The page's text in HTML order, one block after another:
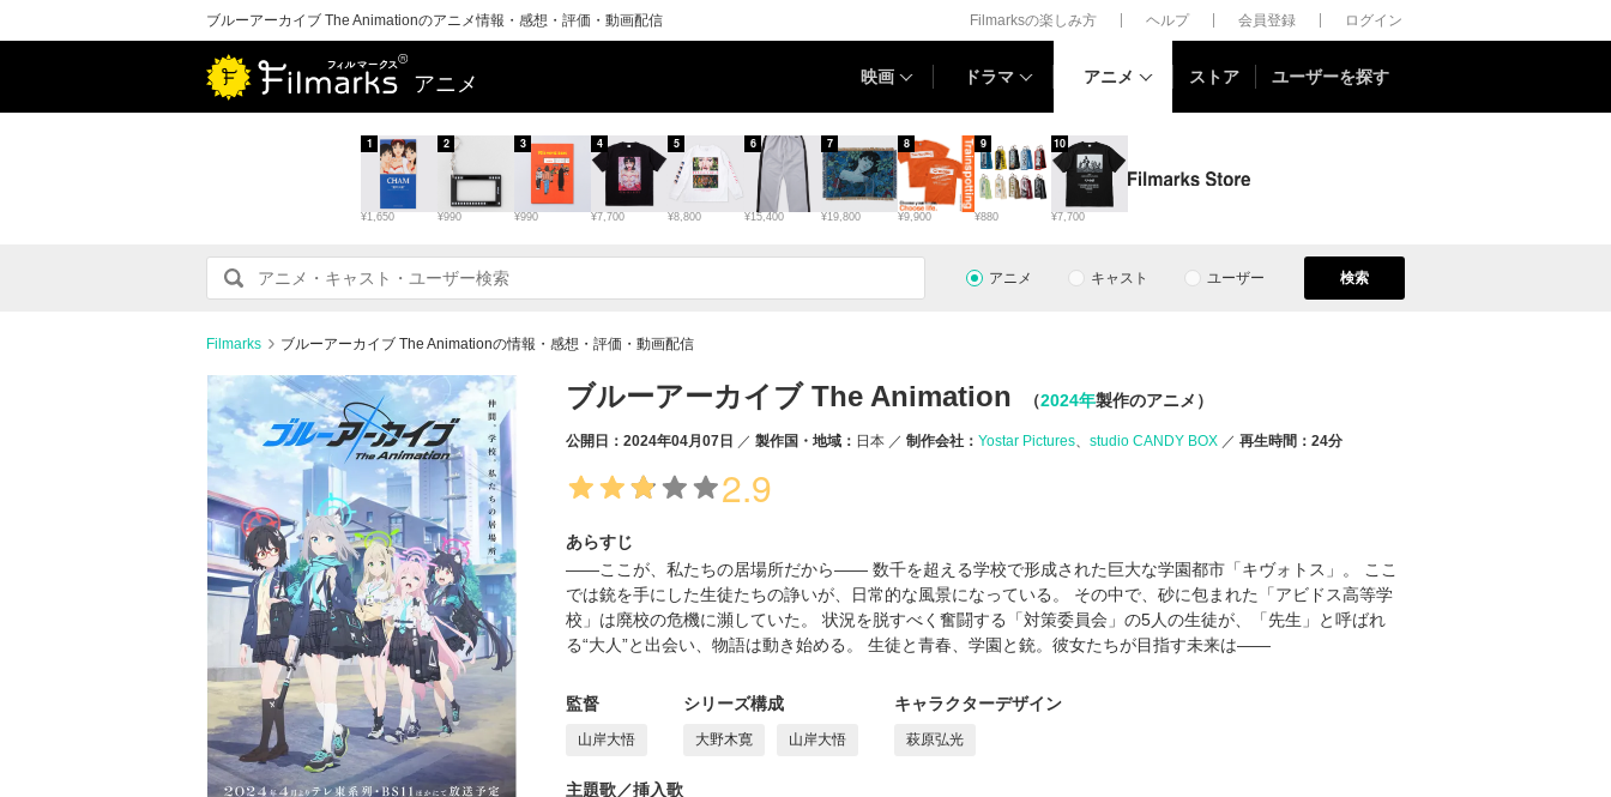
ブルーアーカイブ The Animationのアニメ情報・感想・評価・動画配信 Filmarksの楽しみ方 ヘルプ 会員登録 ログイン
アニメ 映画 ドラマ アニメ ストア ユーザーを探す
¥1,650
1
¥990
2
¥990
3
¥7,700
4
¥8,800
5
¥15,400
6
¥19,800
7
¥9,900
8
¥880
9
¥7,700
10
アニメ キャスト ユーザー 検索
Filmarks ブルーアーカイブ The Animationの情報・感想・評価・動画配信
ブルーアーカイブ The Animation （2024年製作のアニメ）
公開日：2024年04月07日 製作国・地域： 日本 制作会社： Yostar Pictures studio CANDY BOX 再生時間：24分
2.9
あらすじ
――ここが、私たちの居場所だから―― 数千を超える学校で形成された巨大な学園都市「キヴォトス」。 ここ
では銃を手にした生徒たちの諍いが、日常的な風景になっている。 その中で、砂に包まれた「アビドス高等学
校」は廃校の危機に瀕していた。 状況を脱すべく奮闘する「対策委員会」の5人の生徒が、「先生」と呼ばれ
る“大人”と出会い、物語は動き始める。 生徒と青春、学園と銃。彼女たちが目指す未来は――
監督
山岸大悟
シリーズ構成
大野木寛 山岸大悟
キャラクターデザイン
萩原弘光
主題歌／挿入歌